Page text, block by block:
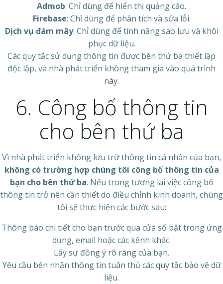
Admob: Chỉ dùng để hiển thị quảng cáo.
Firebase: Chỉ dùng để phân tích và sửa lỗi.
Dịch vụ đám mây: Chỉ dùng để tính năng sao lưu và khôi
phục dữ liệu.
Các quy tắc sử dụng thông tin được bên thứ ba thiết lập
độc lập, và nhà phát triển không tham gia vào quá trình
này.
6. Công bố thông tin
cho bên thứ ba
Vì nhà phát triển không lưu trữ thông tin cá nhân của bạn,
không có trường hợp chúng tôi công bố thông tin của
bạn cho bên thứ ba. Nếu trong tương lai việc công bố
thông tin trở nên cần thiết do điều chỉnh kinh doanh, chúng
tôi sẽ thực hiện các bước sau:
Thông báo chi tiết cho bạn trước qua cửa sổ bật trong ứng
dụng, email hoặc các kênh khác.
Lấy sự đồng ý rõ ràng của bạn.
Yêu cầu bên nhận thông tin tuân thủ các quy tắc bảo vệ dữ
liệu.